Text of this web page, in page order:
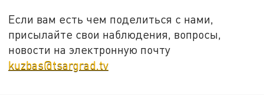
Если вам есть чем поделиться с нами,
присылайте свои наблюдения, вопросы,
новости на электронную почту
kuzbas@tsargrad.tv